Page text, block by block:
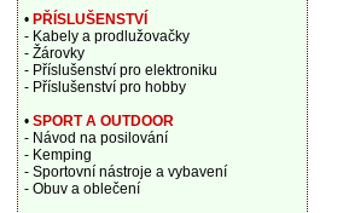
• PŘÍSLUŠENSTVÍ
- Kabely a prodlužovačky
- Žárovky
- Příslušenství pro elektroniku
- Příslušenství pro hobby
• SPORT A OUTDOOR
- Návod na posilování
- Kemping
- Sportovní nástroje a vybavení
- Obuv a oblečení